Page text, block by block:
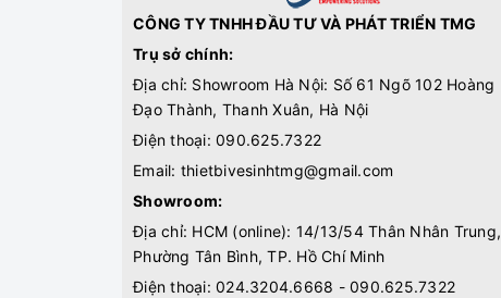
CÔNG TY TNHH ĐẦU TƯ VÀ PHÁT TRIỂN TMG
Trụ sở chính:
Địa chỉ: Showroom Hà Nội: Số 61 Ngõ 102 Hoàng
Đạo Thành, Thanh Xuân, Hà Nội
Điện thoại: 090.625.7322
Email: thietbivesinhtmg@gmail.com
Showroom:
Địa chỉ: HCM (online): 14/13/54 Thân Nhân Trung,
Phường Tân Bình, TP. Hồ Chí Minh
Điện thoại: 024.3204.6668 - 090.625.7322